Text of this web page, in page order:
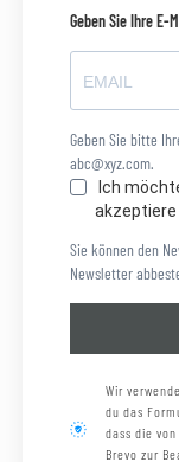
Geben Sie Ihre E-
Geben Sie bitte
abc@xyz.com.
Ich
akzeptiere
Sie können den
Newsletter
Wir
du das
dass die
Brevo zur